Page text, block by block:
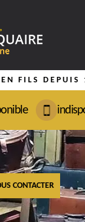
EN FILS DEPUIS
CONTACTER